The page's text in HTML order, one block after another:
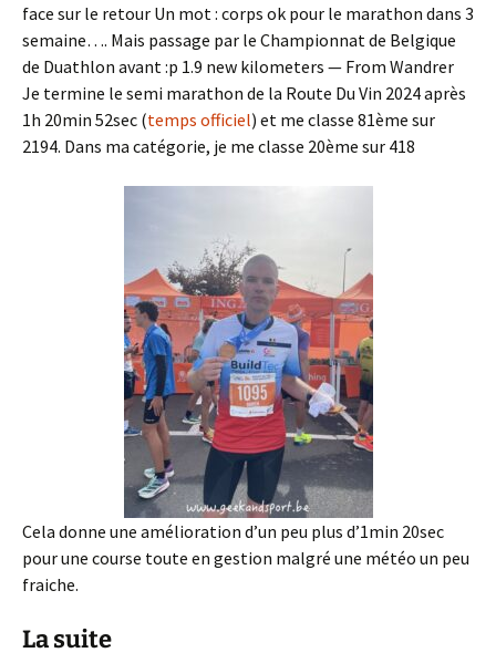
face sur le retour Un mot : corps ok pour le marathon dans 3
semaine…. Mais passage par le Championnat de Belgique
de Duathlon avant :p‍ 1.9 new kilometers — From Wandrer
Je termine le semi marathon de la Route Du Vin 2024 après
1h 20min 52sec (temps officiel) et me classe 81ème sur
2194. Dans ma catégorie, je me classe 20ème sur 418
Cela donne une amélioration d’un peu plus d’1min 20sec
pour une course toute en gestion malgré une météo un peu
fraiche.
La suite